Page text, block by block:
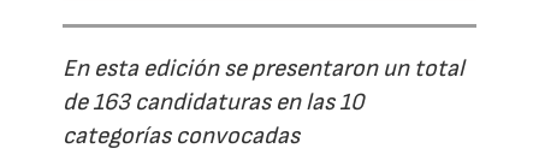
En esta edición se presentaron un total
de 163 candidaturas en las 10
categorías convocadas